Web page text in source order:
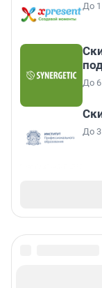
До 1
До 6
До